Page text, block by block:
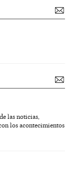
las noticias,
los acontecimientos